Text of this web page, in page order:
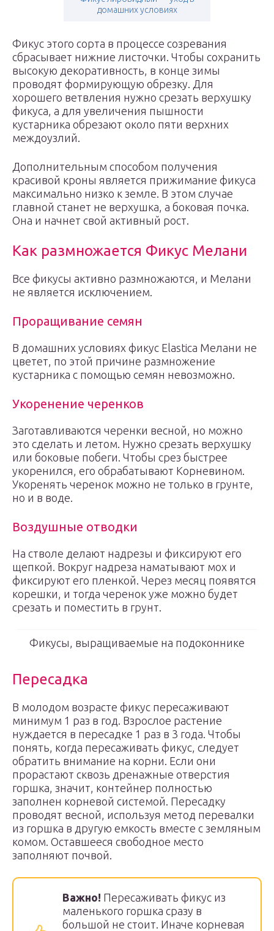
домашних условиях
Фикус этого сорта в процессе созревания
сбрасывает нижние листочки. Чтобы сохранить
высокую декоративность, в конце зимы
проводят формирующую обрезку. Для
хорошего ветвления нужно срезать верхушку
фикуса, а для увеличения пышности
кустарника обрезают около пяти верхних
междоузлий.
Дополнительным способом получения
красивой кроны является прижимание фикуса
максимально низко к земле. В этом случае
главной станет не верхушка, а боковая почка.
Она и начнет свой активный рост.
Как размножается Фикус Мелани
Все фикусы активно размножаются, и Мелани
не является исключением.
Проращивание семян
В домашних условиях фикус Elastica Мелани не
цветет, по этой причине размножение
кустарника с помощью семян невозможно.
Укоренение черенков
Заготавливаются черенки весной, но можно
это сделать и летом. Нужно срезать верхушку
или боковые побеги. Чтобы срез быстрее
укоренился, его обрабатывают Корневином.
Укоренять черенок можно не только в грунте,
но и в воде.
Воздушные отводки
На стволе делают надрезы и фиксируют его
щепкой. Вокруг надреза наматывают мох и
фиксируют его пленкой. Через месяц появятся
корешки, и тогда черенок уже можно будет
срезать и поместить в грунт.
Фикусы, выращиваемые на подоконнике
Пересадка
В молодом возрасте фикус пересаживают
минимум 1 раз в год. Взрослое растение
нуждается в пересадке 1 раз в 3 года. Чтобы
понять, когда пересаживать фикус, следует
обратить внимание на корни. Если они
прорастают сквозь дренажные отверстия
горшка, значит, контейнер полностью
заполнен корневой системой. Пересадку
проводят весной, используя метод перевалки
из горшка в другую емкость вместе с земляным
комом. Оставшееся свободное место
заполняют почвой.
Важно! Пересаживать фикус из
маленького горшка сразу в
большой не стоит. Иначе корневая